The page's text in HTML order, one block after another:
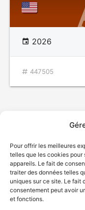
Pour offrir les meilleures
telles que les cookies
appareils. Le fait de
traiter des données telles
uniques sur ce site. Le fait
consentement peut avoir
et fonctions.
2026
447505